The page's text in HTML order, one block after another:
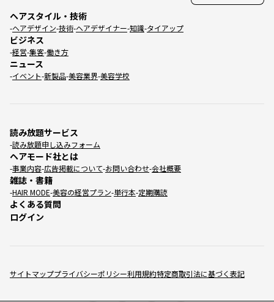
サイトマッププライバシーポリシー利用規約特定商取引法に基づく表記
ヘアスタイル・技術
ヘアデザイン 技術 ヘアデザイナー 知識 タイアップ
ビジネス
経営 集客 働き方
ニュース
イベント 新製品 美容業界 美容学校
読み放題サービス
読み放題申し込みフォーム
ヘアモード社とは
事業内容 広告掲載について お問い合わせ 会社概要
雑誌・書籍
HAIR MODE 美容の経営プラン 単行本 定期購読
よくある質問
ログイン